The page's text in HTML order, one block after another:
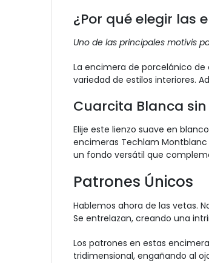
¿Por qué elegir las
Uno de las principales motivis
La encimera de porcelánico
variedad de estilos interiores.
Cuarcita Blanca
Elije este lienzo suave en
encimeras Techlam
un fondo versátil que
Patrones Únicos
Hablemos ahora de las vetas.
Se entrelazan, creando una
Los patrones en estas
tridimensional, engañando al